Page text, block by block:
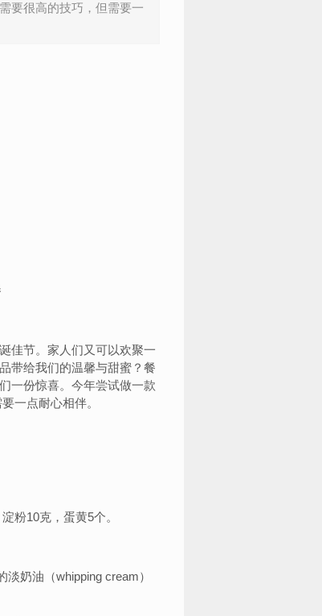
要很高的技巧，但需要一
佳节。家人们又可以欢聚一
带给我们的温馨与甜蜜？餐
一份惊喜。今年尝试做一款
一点耐心相伴。
粉10克，蛋黄5个。
奶油（whipping cream）